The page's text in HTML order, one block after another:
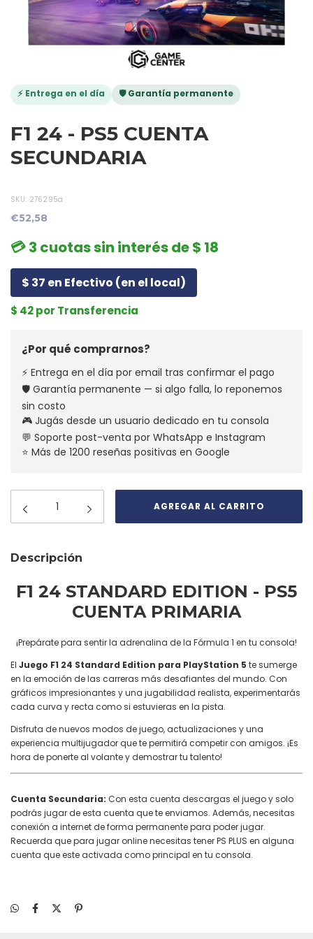
⚡ Entrega en el día 🛡️ Garantía permanente
F1 24 - PS5 CUENTA
SECUNDARIA
SKU: 276295a
€52,58
💳 3 cuotas sin interés de $ 18
$ 37 en Efectivo (en el local)
$ 42 por Transferencia
¿Por qué comprarnos?
⚡ Entrega en el día por email tras confirmar el pago
🛡️ Garantía permanente — si algo falla, lo reponemos
sin costo
🎮 Jugás desde un usuario dedicado en tu consola
💬 Soporte post-venta por WhatsApp e Instagram
⭐ Más de 1200 reseñas positivas en Google
Descripción
F1 24 STANDARD EDITION - PS5
CUENTA PRIMARIA
¡Prepárate para sentir la adrenalina de la Fórmula 1 en tu consola!
El Juego F1 24 Standard Edition para PlayStation 5 te sumerge
en la emoción de las carreras más desafiantes del mundo. Con
gráficos impresionantes y una jugabilidad realista, experimentarás
cada curva y recta como si estuvieras en la pista.
Disfruta de nuevos modos de juego, actualizaciones y una
experiencia multijugador que te permitirá competir con amigos. ¡Es
hora de ponerte al volante y demostrar tu talento!
Cuenta Secundaria: Con esta cuenta descargas el juego y solo
podrás jugar de esta cuenta que te enviamos. Además, necesitas
conexión a internet de forma permanente para poder jugar.
Recuerda que para jugar online necesitas tener PS PLUS en alguna
cuenta que este activada como principal en tu consola.